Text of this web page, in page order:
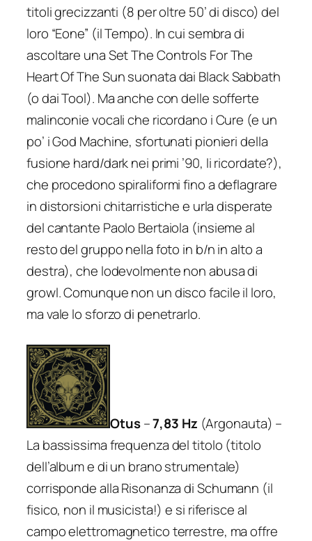
titoli grecizzanti (8 per oltre 50’ di disco) del
loro “Eone” (il Tempo). In cui sembra di
ascoltare una Set The Controls For The
Heart Of The Sunsuonata dai Black Sabbath
(o dai Tool). Ma anche con delle sofferte
malinconie vocali che ricordano i Cure (e un
po’ i God Machine, sfortunati pionieri della
fusione hard/dark nei primi ’90, li ricordate?),
che procedono spiraliformi fino a deflagrare
in distorsioni chitarristiche e urla disperate
del cantante Paolo Bertaiola (insieme al
resto del gruppo nella foto in b/n in alto a
destra), che lodevolmente non abusa di
growl. Comunque non un disco facile il loro,
ma vale lo sforzo di penetrarlo.
Otus–7,83 Hz (Argonauta) –
La bassissima frequenza del titolo (titolo
dell’album e di un brano strumentale)
corrisponde alla Risonanza di Schumann (il
fisico, non il musicista!) e si riferisce al
campo elettromagnetico terrestre, ma offre